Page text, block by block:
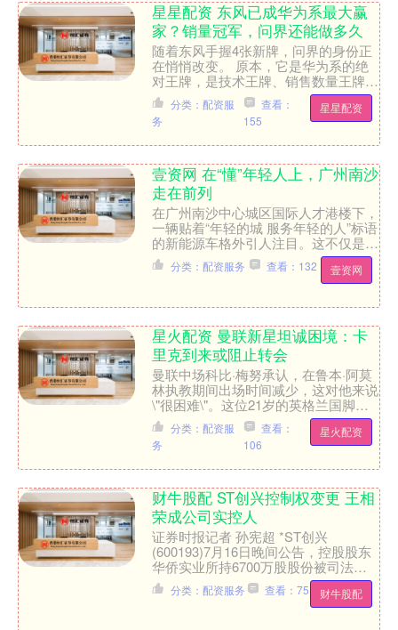
星星配资 东风已成华为系最大赢
家？销量冠军，问界还能做多久
随着东风手握4张新牌，问界的身份正
在悄悄改变。 原本，它是华为系的绝
对王牌，是技术王牌、销售数量王牌，
同时还是利润上的王牌，以及华为技术
能够打开市场的名片。从2....星星配资
分类：配资服
务
查看：
155
壹资网 在“懂”年轻人上，广州南沙
走在前列
在广州南沙中心城区国际人才港楼下，
一辆贴着“年轻的城 服务年轻的人”标语
的新能源车格外引人注目。这不仅是南
沙对青年态度的直观呈现，更是一份已
经落地的答卷。 日前....
壹资网
分类：配资服务 查看：132
星火配资 曼联新星坦诚困境：卡
里克到来或阻止转会
曼联中场科比·梅努承认，在鲁本·阿莫
林执教期间出场时间减少，这对他来说
\"很困难\"。这位21岁的英格兰国脚近
期向天空体育敞开心扉，谈及那段板凳
席上的日子，并暗....
星火配资
分类：配资服
务
查看：
106
财牛股配 ST创兴控制权变更 王相
荣成公司实控人
证券时报记者 孙宪超 *ST创兴
(600193)7月16日晚间公告，控股股东
华侨实业所持6700万股股份被司法拍
卖，占总股本的15.75%。拍卖后，华
侨实业持股....
财牛股配
分类：配资服务 查看：75